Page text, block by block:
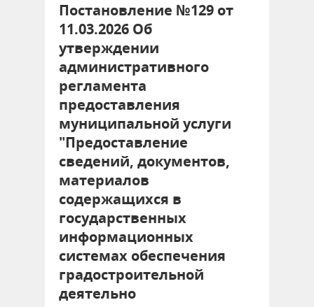
Постановление №129 от
11.03.2026 Об
утверждении
административного
регламента
предоставления
муниципальной услуги
"Предоставление
сведений, документов,
материалов
содержащихся в
государственных
информационных
системах обеспечения
градостроительной
деятельно